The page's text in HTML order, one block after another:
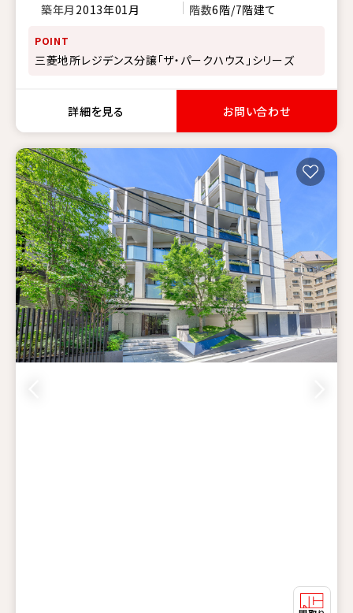
築年月 2013年01月 階数6階/7階建て
POINT
三菱地所レジデンス分譲「ザ・パークハウス」シリーズ
詳細を見る お問い合わせ